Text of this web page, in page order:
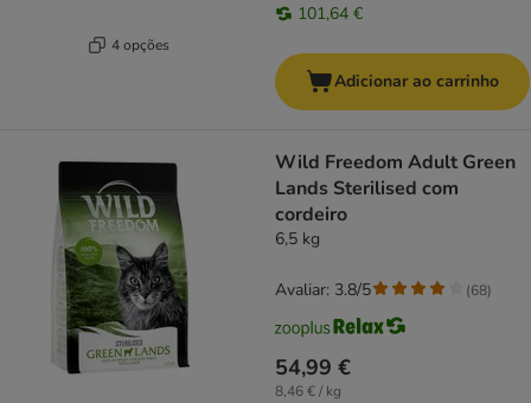
4 opções
101,64 €
Adicionar ao carrinho
Wild Freedom Adult Green
Lands Sterilised com
cordeiro
6,5 kg
54,99 €
8,46 € / kg
Avaliar: 3.8/5 (68)